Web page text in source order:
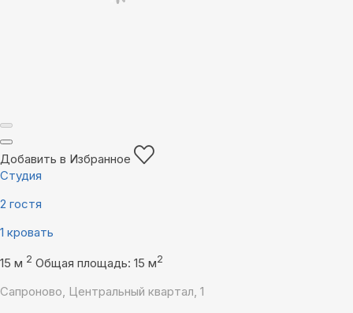
Добавить в Избранное
Студия
2 гостя
1 кровать
15 м 2 Общая площадь: 15 м2
Сапроново, Центральный квартал, 1